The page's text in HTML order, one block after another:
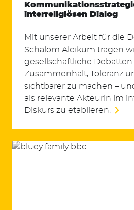
interreligiösen Dialog
Mit unserer Arbeit für die
Schalom Aleikum tragen
gesellschaftliche
Zusammenhalt, Toleranz
sichtbarer zu machen –
als relevante Akteurin im
Diskurs zu etablieren.